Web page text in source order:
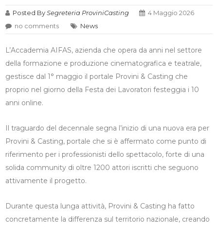
Posted BySegreteria ProviniCasting
4 Maggio 2026
no comments
News
L’Accademia AIFAS, azienda che opera da anni nel settore
della formazione e produzione cinematografica e teatrale,
gestisce dal 1° maggio il portale Provini & Casting che
proprio nel giorno della Festa dei Lavoratori festeggia i 10
anni online.
Il traguardo del decennale segna l’inizio di una nuova era per
Provini & Casting, portale che si è affermato come punto di
riferimento per i professionisti dello spettacolo, forte di una
solida community di oltre 1200 attori iscritti che seguono
attivamente il progetto.
Durante questa lunga attività, Provini & Casting ha fatto
concretamente la differenza sul territorio nazionale, creando